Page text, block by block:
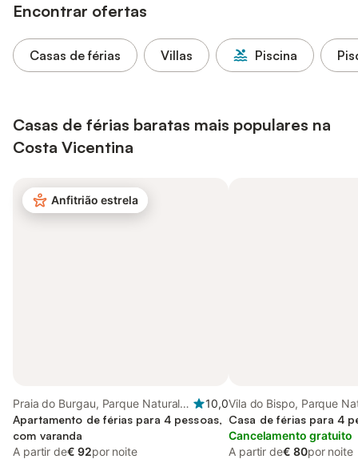
Encontrar ofertas
Casas de férias Villas Piscina
Casas de férias baratas mais populares na
Costa Vicentina
Anfitrião estrela
Praia do Burgau, Parque Natural
do Sudoeste Alentejano e Costa
Vicentina
10,0
Apartamento de férias para 4 pessoas,
com varanda
A partir de€ 92por noite
Vila do Bispo, Parque
Sudoeste Alentejano e
Vicentina
Casa de férias para 4
Cancelamento gratuito
A partir de€ 80por noite